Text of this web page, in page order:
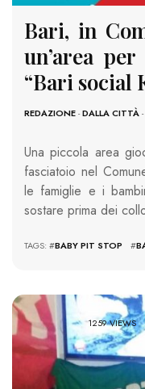
Bari, in
un’area
“Bari social
REDAZIONE-DALLA CITTÀ
Una piccola area
fasciatoio nel
le famiglie e i
sostare prima dei
TAGS: #BABY PIT STOP #
1259 VIEWS